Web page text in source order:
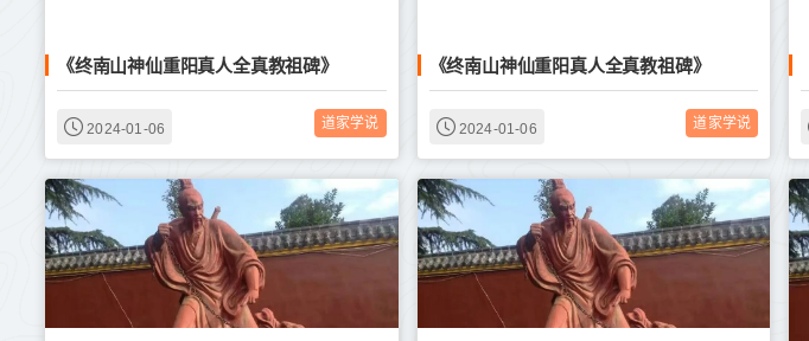
《终南山神仙重阳真人全真教祖碑》
2024-01-06 道家学说
《终南山神仙重阳真人全真教祖碑》
2024-01-06 道家学说